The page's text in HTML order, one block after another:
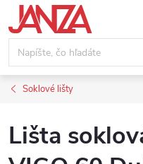
Prejsť na obsah
Soklové lišty
Lišta